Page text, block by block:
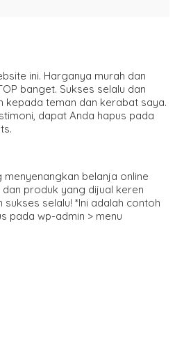
ini. Harganya murah dan
banget. Sukses selalu dan
kepada teman dan kerabat saya.
dapat Anda hapus pada
belanja online
dan produk yang dijual keren
selalu! *Ini adalah contoh
pada wp-admin > menu